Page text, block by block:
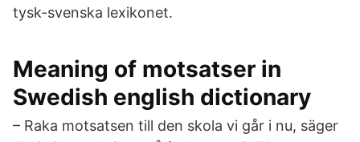
tysk-svenska lexikonet.
Meaning of motsatser in
Swedish english dictionary
– Raka motsatsen till den skola vi går i nu, säger